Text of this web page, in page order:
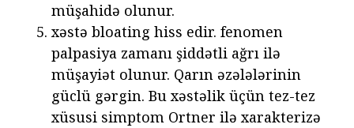
müşahidə olunur.
xəstə bloating hiss edir. fenomen
palpasiya zamanı şiddətli ağrı ilə
müşayiət olunur. Qarın əzələlərinin
güclü gərgin. Bu xəstəlik üçün tez-tez
xüsusi simptom Ortner ilə xarakterizə